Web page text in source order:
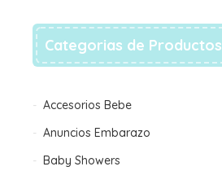
Categorias de Productos
Accesorios Bebe
Anuncios Embarazo
Baby Showers